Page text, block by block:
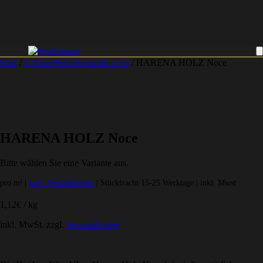
Start L'Altra Pietra Keramik 2 cm / HARENA HOLZ Noce
HARENA HOLZ Noce
Bitte wählen Sie eine Variante aus.
pro m² | zzgl. Versandkosten | Stückfracht 15-25 Werktage | inkl. Mwst
1,12€
kg
inkl. MwSt.
zzgl. Versandkosten